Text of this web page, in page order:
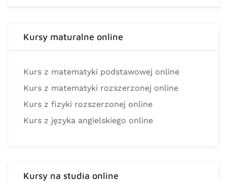
Kursy maturalne online
Kurs z matematyki podstawowej online
Kurs z matematyki rozszerzonej online
Kurs z fizyki rozszerzonej online
Kurs z języka angielskiego online
Kursy na studia online